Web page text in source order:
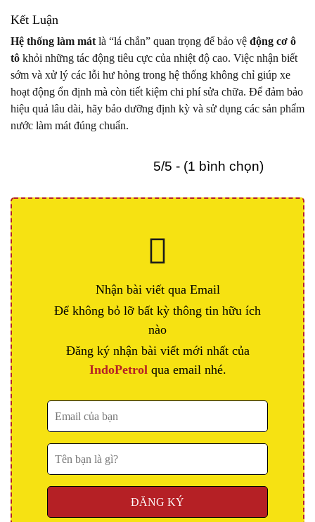
Kết Luận
Hệ thống làm mát là “lá chắn” quan trọng để bảo vệ động cơ ô
tô khỏi những tác động tiêu cực của nhiệt độ cao. Việc nhận biết
sớm và xử lý các lỗi hư hỏng trong hệ thống không chỉ giúp xe
hoạt động ổn định mà còn tiết kiệm chi phí sửa chữa. Để đảm bảo
hiệu quả lâu dài, hãy bảo dưỡng định kỳ và sử dụng các sản phẩm
nước làm mát đúng chuẩn.
5/5 - (1 bình chọn)
Nhận bài viết qua Email
Để không bỏ lỡ bất kỳ thông tin hữu ích
nào
Đăng ký nhận bài viết mới nhất của
IndoPetrolqua email nhé.